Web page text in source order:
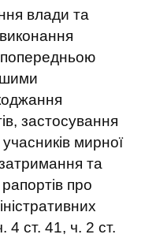
влади та
попередньою
застосування
мирної
та
про
4 ст. 41, ч. 2 ст.